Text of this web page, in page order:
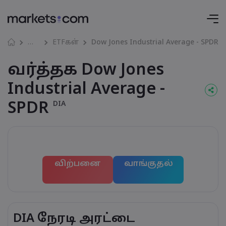
மார்கெட்கள்
ETFகள் Dow Jones Industrial Average - SPDR
வர்த்தக Dow Jones
Industrial Average -
SPDR DIA
விற்பனை வாங்குதல்
DIA நேரடி அரட்டை